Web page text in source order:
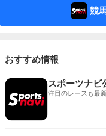
競
おすすめ情報
スポーツナビ
注目のレースも最